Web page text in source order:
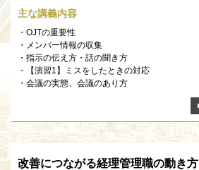
主な講義内容
OJTの重要性
メンバー情報の収集
指示の伝え方・話の聞き方
【演習1】ミスをしたときの対応
会議の実態、会議のあり方
改善につながる経理管理職の動き方